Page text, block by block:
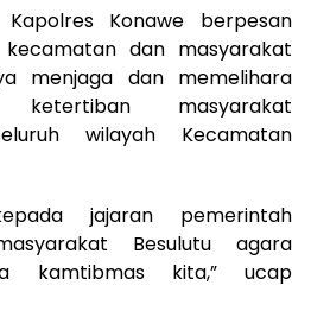
Konawe berpesan
dan masyarakat
menjaga dan memelihara
masyarakat
wilayah Kecamatan
jajaran pemerintah
Besulutu agara
kamtibmas kita,” ucap